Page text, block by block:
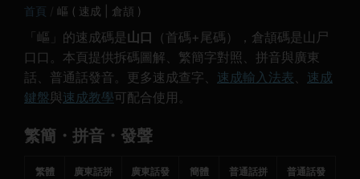
首頁 嶇 ( 速成 | 倉頡 )
「嶇」的速成碼是 山口 （首碼+尾碼），倉頡碼是山尸
口口。本頁提供拆碼圖解、繁簡字對照、拼音與廣東
話、普通話發音。更多速成查字、 速成輸入法表、 速成
鍵盤與速成教學可配合使用。
繁簡・拼音・發聲
繁體
廣東話拼
廣東話發
簡體
普通話拼
普通話發